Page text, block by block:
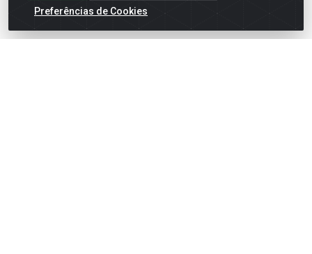
Preferências de Cookies